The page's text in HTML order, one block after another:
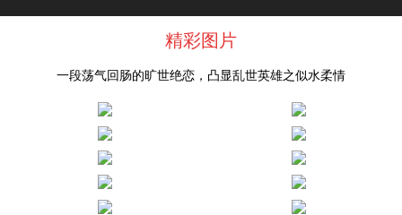
精彩图片
一段荡气回肠的旷世绝恋，凸显乱世英雄之似水柔情